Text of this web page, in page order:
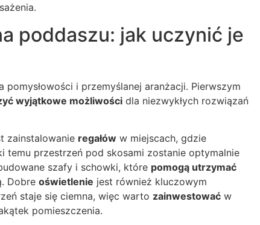
poddaszu: jak uczynić je
i przemyślanej aranżacji. Pierwszym
wyjątkowe możliwości dla niezwykłych rozwiązań
zainstalowanie regałów w miejscach, gdzie
temu przestrzeń pod skosami zostanie optymalnie
szafy i schowki, które pomogą utrzymać
Dobre oświetlenie jest również kluczowym
staje się ciemna, więc warto zainwestować w
pomieszczenia.